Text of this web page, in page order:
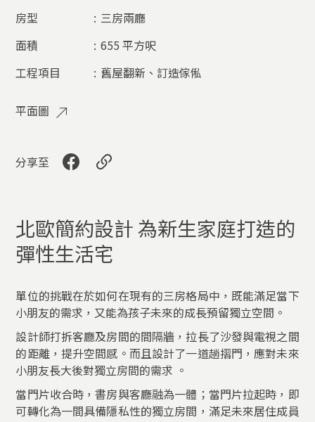
房型
: 三房兩廳
面積
: 655 平方呎
工程項目
: 舊屋翻新、訂造傢俬​
平面圖
分享至
北歐簡約設計 為新生家庭打造的
彈性生活宅
單位的挑戰在於如何在現有的三房格局中，既能滿足當下
小朋友的需求，又能為孩子未來的成長預留獨立空間。
設計師打拆客廳及房間的間隔牆，拉長了沙發與電視之間
的距離，提升空間感。而且設計了一道趟摺門，應對未來
小朋友長大後對獨立房間的需求 。
當門片收合時，書房與客廳融為一體；當門片拉起時，即
可轉化為一間具備隱私性的獨立房間，滿足未來居住成員